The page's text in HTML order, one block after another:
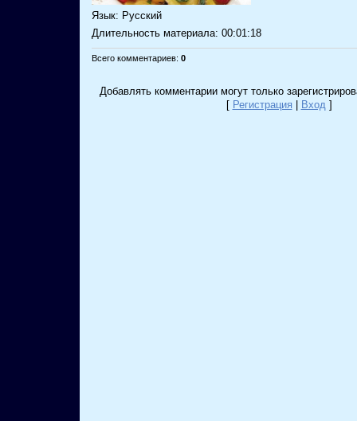
Язык: Русский
Длительность материала: 00:01:18
Всего комментариев: 0
Добавлять комментарии могут только
[ Регистрация | Вход ]